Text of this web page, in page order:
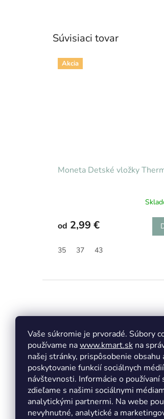
Vaše súkromie je prvoradé. Súbory
používame nawww.kmart.sk na
našej stránky, prispôsobenie obsahu
poskytovanie funkcií sociálnych
návštevnosti. Informácie o používaní
zdieľame s našimi sociálnymi
analytickými partnermi. Na webe
nevyhnutné, analytické a
Súvisiaci tovar
Akcia
Moneta Detské vložky
od 2,99 €
35 37 43
Facebook